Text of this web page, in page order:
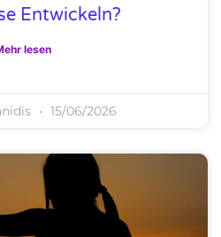
Entwickeln?
lesen
15/06/2026